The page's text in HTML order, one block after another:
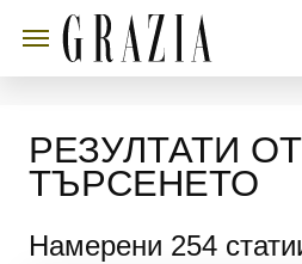
РЕЗУЛТАТИ ОТ
ТЪРСЕНЕТО
Намерени 254